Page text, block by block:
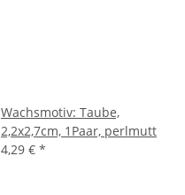
Wachsmotiv: Taube,
2,2x2,7cm, 1Paar, perlmutt
4,29 € *